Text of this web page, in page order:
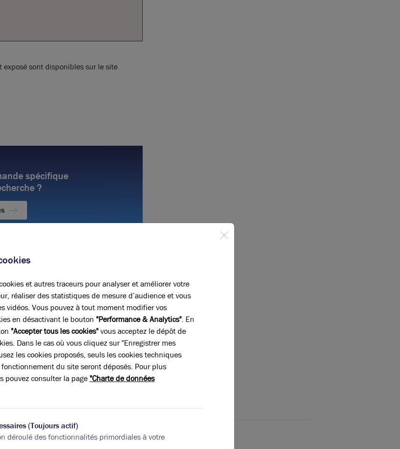
sont disponibles sur le site
spécifique
?
B C D E F G
d'émission de gaz à effet de serre
GES en cours
et autres traceurs pour analyser et améliorer votre
réaliser des statistiques de mesure d’audience et vous
vidéos. Vous pouvez à tout moment modifier vos
en désactivant le bouton "Performance & Analytics". En
"Accepter tous les cookies"vous acceptez le dépôt de
Dans le cas où vous cliquez sur "Enregistrer mes
les cookies proposés, seuls les cookies techniques
du site seront déposés. Pour plus
pouvez consulter la page"Charte de données
(Toujours actif)
déroulé des fonctionnalités primordiales à votre